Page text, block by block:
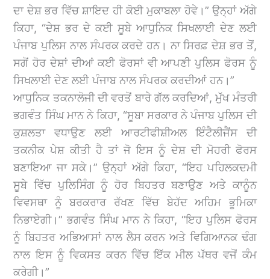
ਦਾ ਦੇਸ਼ ਭਰ ਵਿੱਚ ਸ਼ਾਇਦ ਹੀ ਕੋਈ ਮੁਕਾਬਲਾ ਹੋਵੇ।” ਉਨ੍ਹਾਂ ਅੱਗੇ
ਕਿਹਾ, “ਦੇਸ਼ ਭਰ ਦੇ ਕਈ ਸੂਬੇ ਆਧੁਨਿਕ ਸਿਖਲਾਈ ਦੇਣ ਲਈ
ਪੰਜਾਬ ਪੁਲਿਸ ਨਾਲ ਸੰਪਰਕ ਕਰਦੇ ਹਨ। ਨਾ ਸਿਰਫ਼ ਦੇਸ਼ ਭਰ ਤੋਂ,
ਸਗੋਂ ਹੋਰ ਦੇਸ਼ਾਂ ਦੀਆਂ ਕਈ ਫੋਰਸਾਂ ਵੀ ਆਪਣੀ ਪੁਲਿਸ ਫੋਰਸ ਨੂੰ
ਸਿਖਲਾਈ ਦੇਣ ਲਈ ਪੰਜਾਬ ਨਾਲ ਸੰਪਰਕ ਕਰਦੀਆਂ ਹਨ।”
ਆਧੁਨਿਕ ਤਕਨਾਲੋਜੀ ਦੀ ਵਰਤੋਂ ਬਾਰੇ ਗੱਲ ਕਰਦਿਆਂ, ਮੁੱਖ ਮੰਤਰੀ
ਭਗਵੰਤ ਸਿੰਘ ਮਾਨ ਨੇ ਕਿਹਾ, “ਸੂਬਾ ਸਰਕਾਰ ਨੇ ਪੰਜਾਬ ਪੁਲਿਸ ਦੀ
ਕੁਸ਼ਲਤਾ ਵਧਾਉਣ ਲਈ ਆਰਟੀਫੀਸ਼ੀਅਲ ਇੰਟੈਲੀਜੈਂਸ ਦੀ
ਤਕਨੀਕ ਪੇਸ਼ ਕੀਤੀ ਹੈ ਤਾਂ ਜੋ ਇਸ ਨੂੰ ਦੇਸ਼ ਦੀ ਮੋਹਰੀ ਫੋਰਸ
ਬਣਾਇਆ ਜਾ ਸਕੇ।” ਉਨ੍ਹਾਂ ਅੱਗੇ ਕਿਹਾ, “ਇਹ ਪਹਿਲਕਦਮੀ
ਸੂਬੇ ਵਿੱਚ ਪੁਲਿਸਿੰਗ ਨੂੰ ਹੋਰ ਬਿਹਤਰ ਬਣਾਉਣ ਅਤੇ ਕਾਨੂੰਨ
ਵਿਵਸਥਾ ਨੂੰ ਬਰਕਰਾਰ ਰੱਖਣ ਵਿੱਚ ਬੇਹੱਦ ਅਹਿਮ ਭੂਮਿਕਾ
ਨਿਭਾਏਗੀ।” ਭਗਵੰਤ ਸਿੰਘ ਮਾਨ ਨੇ ਕਿਹਾ, “ਇਹ ਪੁਲਿਸ ਫੋਰਸ
ਨੂੰ ਬਿਹਤਰ ਅਭਿਆਸਾਂ ਨਾਲ ਲੈਸ ਕਰਨ ਅਤੇ ਵਿਗਿਆਨਕ ਢੰਗ
ਨਾਲ ਇਸ ਨੂੰ ਵਿਕਸਤ ਕਰਨ ਵਿੱਚ ਇੱਕ ਮੀਲ ਪੱਥਰ ਵਜੋਂ ਕੰਮ
ਕਰੇਗੀ।”